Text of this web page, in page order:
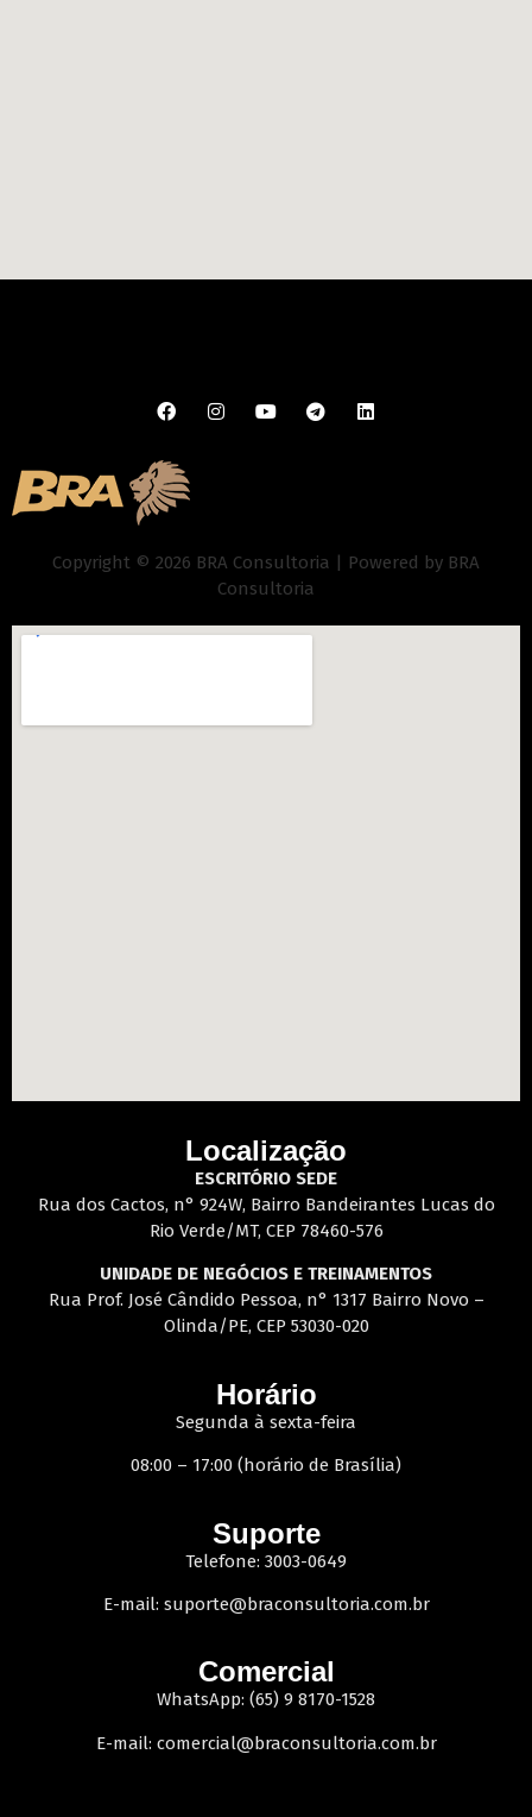
Copyright © 2026 BRA Consultoria | Powered by BRA
Consultoria
Localização
ESCRITÓRIO SEDE
Rua dos Cactos, n° 924W, Bairro Bandeirantes Lucas do
Rio Verde/MT, CEP 78460-576
UNIDADE DE NEGÓCIOS E TREINAMENTOS
Rua Prof. José Cândido Pessoa, n° 1317 Bairro Novo –
Olinda/PE, CEP 53030-020
Horário
Segunda à sexta-feira
08:00 – 17:00 (horário de Brasília)
Suporte
Telefone: 3003-0649
E-mail: suporte@braconsultoria.com.br
Comercial
WhatsApp: (65) 9 8170-1528
E-mail: comercial@braconsultoria.com.br